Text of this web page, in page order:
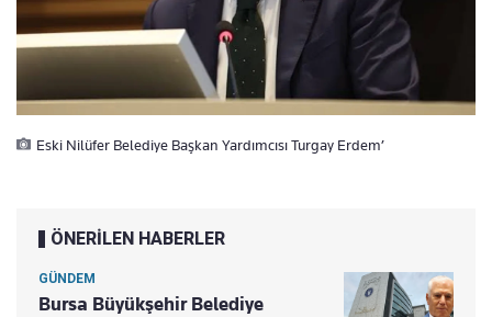
Eski Nilüfer Belediye Başkan Yardımcısı Turgay Erdem’
ÖNERİLEN HABERLER
GÜNDEM
Bursa Büyükşehir Belediye